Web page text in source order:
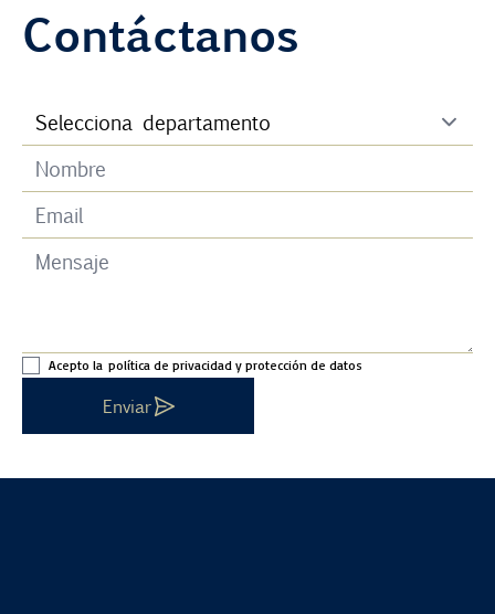
Contáctanos
Acepto la política de privacidad y protección de datos
Enviar